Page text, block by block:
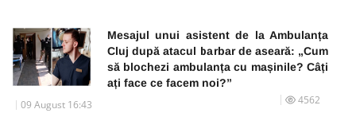
Mesajul unui asistent de la Ambulanța
Cluj după atacul barbar de aseară: „Cum
să blochezi ambulanța cu mașinile? Câți
ați face ce facem noi?”
09 August 16:43 4562